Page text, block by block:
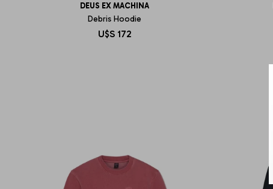
DEUS EX MACHINA
Debris Hoodie
U$S 172